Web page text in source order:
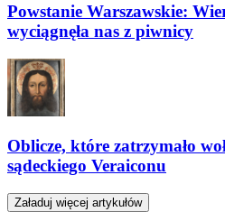
Powstanie Warszawskie:
wyciągnęła nas z piwnicy
Oblicze, które zatrzymało
sądeckiego Veraiconu
Załaduj więcej artykułów